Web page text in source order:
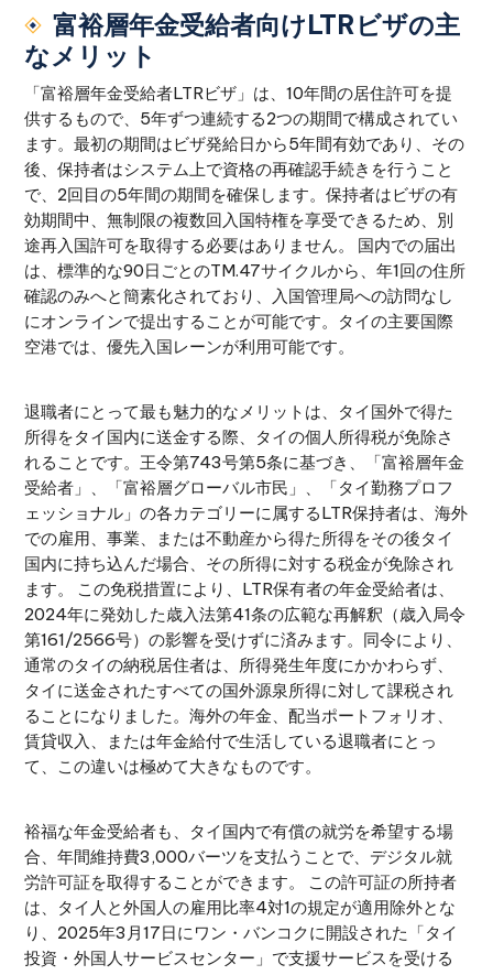
富裕層年金受給者向けLTRビザの主
なメリット
「富裕層年金受給者LTRビザ」は、10年間の居住許可を提
供するもので、5年ずつ連続する2つの期間で構成されてい
ます。最初の期間はビザ発給日から5年間有効であり、その
後、保持者はシステム上で資格の再確認手続きを行うこと
で、2回目の5年間の期間を確保します。保持者はビザの有
効期間中、無制限の複数回入国特権を享受できるため、別
途再入国許可を取得する必要はありません。 国内での届出
は、標準的な90日ごとのTM.47サイクルから、年1回の住所
確認のみへと簡素化されており、入国管理局への訪問なし
にオンラインで提出することが可能です。タイの主要国際
空港では、優先入国レーンが利用可能です。
退職者にとって最も魅力的なメリットは、タイ国外で得た
所得をタイ国内に送金する際、タイの個人所得税が免除さ
れることです。王令第743号第5条に基づき、「富裕層年金
受給者」、「富裕層グローバル市民」、「タイ勤務プロフ
ェッショナル」の各カテゴリーに属するLTR保持者は、海外
での雇用、事業、または不動産から得た所得をその後タイ
国内に持ち込んだ場合、その所得に対する税金が免除され
ます。 この免税措置により、LTR保有者の年金受給者は、
2024年に発効した歳入法第41条の広範な再解釈（歳入局令
第161/2566号）の影響を受けずに済みます。同令により、
通常のタイの納税居住者は、所得発生年度にかかわらず、
タイに送金されたすべての国外源泉所得に対して課税され
ることになりました。海外の年金、配当ポートフォリオ、
賃貸収入、または年金給付で生活している退職者にとっ
て、この違いは極めて大きなものです。
裕福な年金受給者も、タイ国内で有償の就労を希望する場
合、年間維持費3,000バーツを支払うことで、デジタル就
労許可証を取得することができます。 この許可証の所持者
は、タイ人と外国人の雇用比率4対1の規定が適用除外とな
り、2025年3月17日にワン・バンコクに開設された「タイ
投資・外国人サービスセンター」で支援サービスを受ける